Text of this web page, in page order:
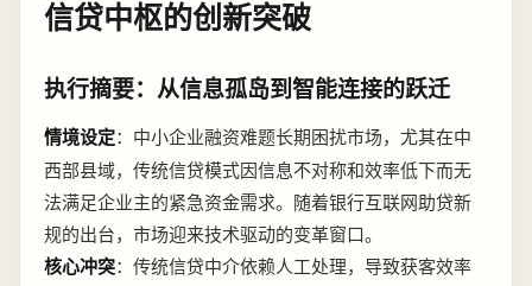
信贷中枢的创新突破
执行摘要：从信息孤岛到智能连接的跃迁
情境设定：中小企业融资难题长期困扰市场，尤其在中
西部县域，传统信贷模式因信息不对称和效率低下而无
法满足企业主的紧急资金需求。随着银行互联网助贷新
规的出台，市场迎来技术驱动的变革窗口。
核心冲突：传统信贷中介依赖人工处理，导致获客效率